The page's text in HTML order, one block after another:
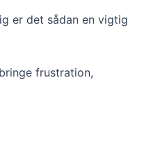
er det sådan en vigtig
frustration,